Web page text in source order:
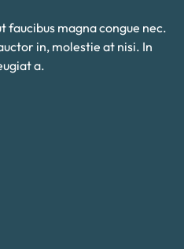
faucibus magna congue nec.
in, molestie at nisi. In
a.